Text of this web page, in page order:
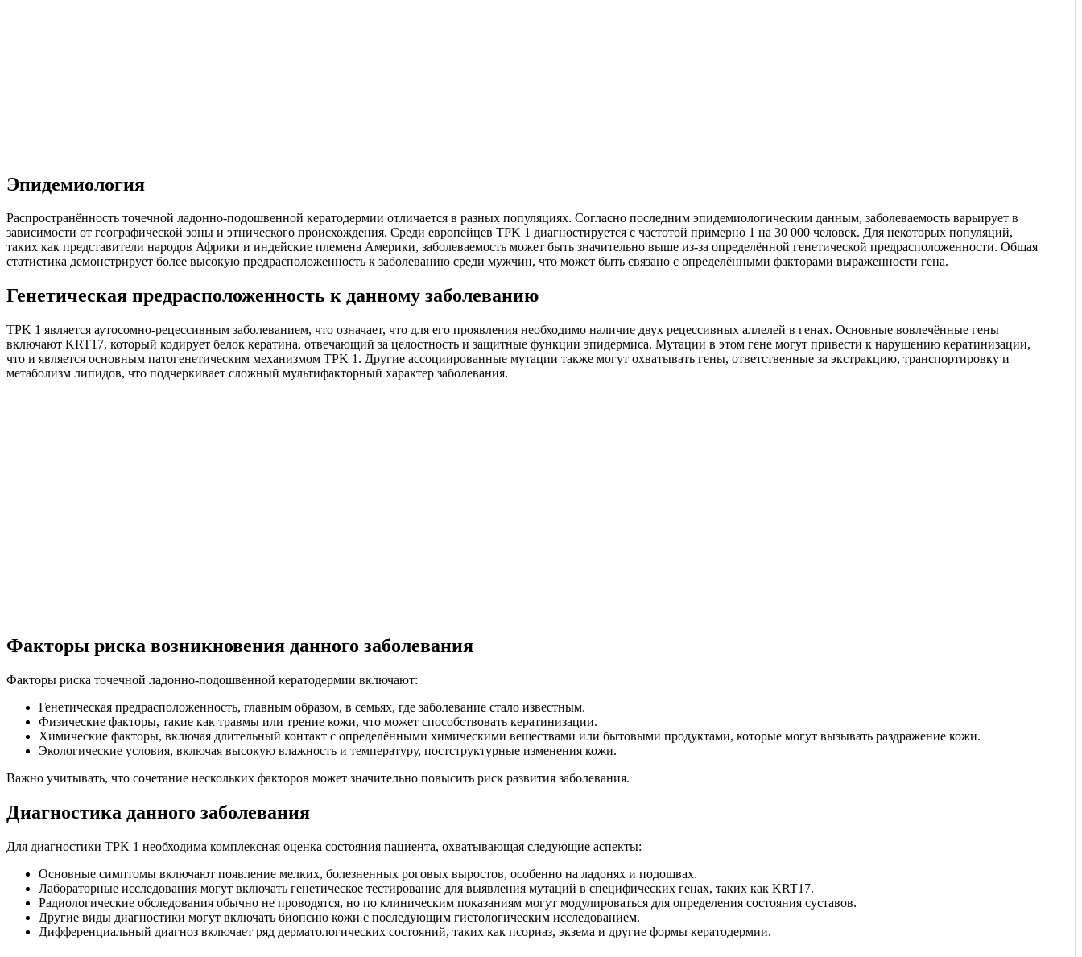
Эпидемиология
Распространённость точечной ладонно-подошвенной кератодермии отличается в разных популяциях. Согласно последним эпидемиологическим данным, заболеваемость варьирует в
зависимости от географической зоны и этнического происхождения. Среди европейцев TPK 1 диагностируется с частотой примерно 1 на 30 000 человек. Для некоторых популяций,
таких как представители народов Африки и индейские племена Америки, заболеваемость может быть значительно выше из-за определённой генетической предрасположенности. Общая
статистика демонстрирует более высокую предрасположенность к заболеванию среди мужчин, что может быть связано с определёнными факторами выраженности гена.
Генетическая предрасположенность к данному заболеванию
TPK 1 является аутосомно-рецессивным заболеванием, что означает, что для его проявления необходимо наличие двух рецессивных аллелей в генах. Основные вовлечённые гены
включают KRT17, который кодирует белок кератина, отвечающий за целостность и защитные функции эпидермиса. Мутации в этом гене могут привести к нарушению кератинизации,
что и является основным патогенетическим механизмом TPK 1. Другие ассоциированные мутации также могут охватывать гены, ответственные за экстракцию, транспортировку и
метаболизм липидов, что подчеркивает сложный мультифакторный характер заболевания.
Факторы риска возникновения данного заболевания
Факторы риска точечной ладонно-подошвенной кератодермии включают:
Генетическая предрасположенность, главным образом, в семьях, где заболевание стало известным.
Физические факторы, такие как травмы или трение кожи, что может способствовать кератинизации.
Химические факторы, включая длительный контакт с определёнными химическими веществами или бытовыми продуктами, которые могут вызывать раздражение кожи.
Экологические условия, включая высокую влажность и температуру, постструктурные изменения кожи.
Важно учитывать, что сочетание нескольких факторов может значительно повысить риск развития заболевания.
Диагностика данного заболевания
Для диагностики TPK 1 необходима комплексная оценка состояния пациента, охватывающая следующие аспекты:
Основные симптомы включают появление мелких, болезненных роговых выростов, особенно на ладонях и подошвах.
Лабораторные исследования могут включать генетическое тестирование для выявления мутаций в специфических генах, таких как KRT17.
Радиологические обследования обычно не проводятся, но по клиническим показаниям могут модулироваться для определения состояния суставов.
Другие виды диагностики могут включать биопсию кожи с последующим гистологическим исследованием.
Дифференциальный диагноз включает ряд дерматологических состояний, таких как псориаз, экзема и другие формы кератодермии.